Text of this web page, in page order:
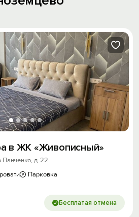
в ЖК «Живописный»
Панченко, д. 22
Парковка
Бесплатая отмена